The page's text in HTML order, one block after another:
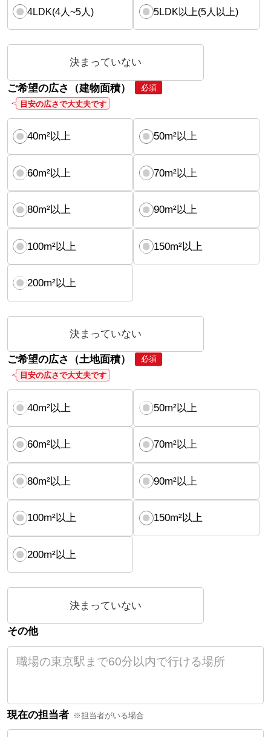
4LDK(4人~5人) 5LDK以上(5人以上)
決まっていない
ご希望の広さ（建物面積）
必須
目安の広さで大丈夫です
40m²以上 50m²以上
60m²以上 70m²以上
80m²以上 90m²以上
100m²以上 150m²以上
200m²以上
決まっていない
ご希望の広さ（土地面積）
必須
目安の広さで大丈夫です
40m²以上 50m²以上
60m²以上 70m²以上
80m²以上 90m²以上
100m²以上 150m²以上
200m²以上
決まっていない
その他
現在の担当者 ※担当者がいる場合